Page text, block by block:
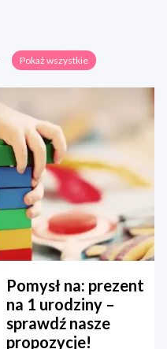
Pokaż wszystkie
Pomysł na: prezent
na 1 urodziny –
sprawdź nasze
propozycje!